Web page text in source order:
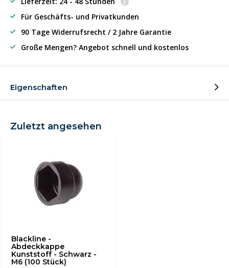
Für Geschäfts- und Privatkunden
90 Tage Widerrufsrecht / 2 Jahre Garantie
Große Mengen? Angebot schnell und kostenlos
Eigenschaften
Zuletzt angesehen
Blackline -
Abdeckkappe
Kunststoff - Schwarz -
M6 (100 Stück)